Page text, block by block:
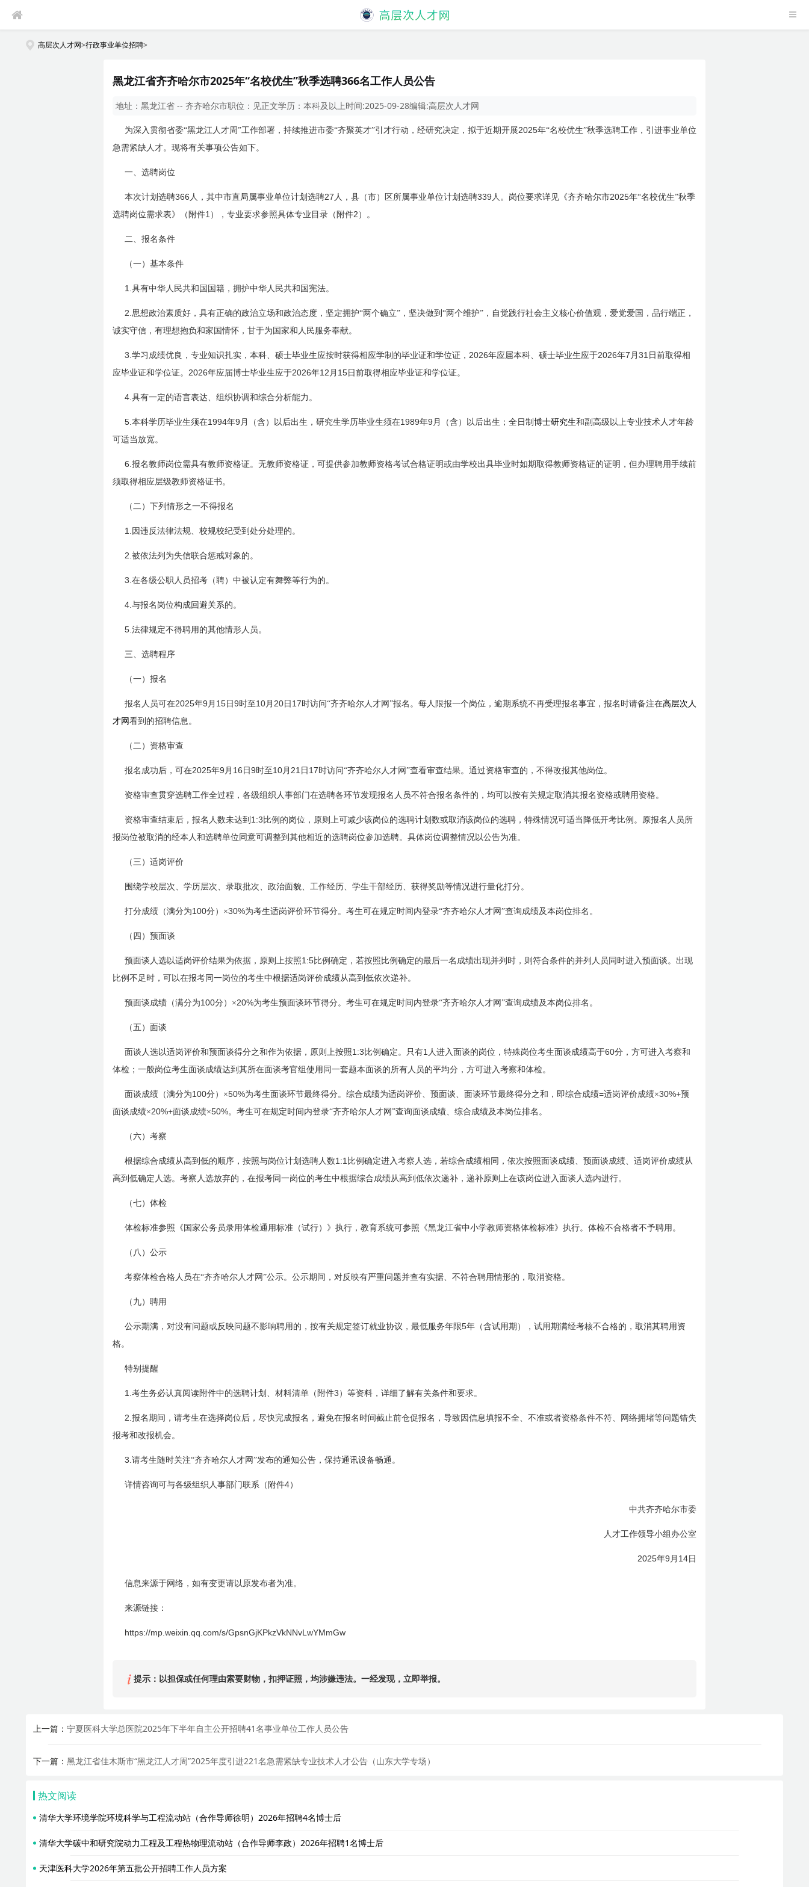
高层次人才网>行政事业单位招聘>
黑龙江省齐齐哈尔市2025年“名校优生”秋季选聘366名工作人员公告
地址： 黑龙江省 -- 齐齐哈尔市职位： 见正文学历： 本科及以上时间:2025-09-28编辑:高层次人才网
为深入贯彻省委“黑龙江人才周”工作部署，持续推进市委“齐聚英才”引才行动，经研究决定，拟于近期开展2025年“名校优生”秋季选聘工作，引进事业单位
急需紧缺人才。现将有关事项公告如下。
一、选聘岗位
本次计划选聘366 人，其中市直局属事业单位计划选聘27 人，县（市）区所属事业单位计划选聘339 人。岗位要求详见《齐齐哈尔市2025年“名校优生”秋季
选聘岗位需求表》（附件1 ），专业要求参照具体专业目录（附件2 ）。
二、报名条件
（一）基本条件
1. 具有中华人民共和国国籍，拥护中华人民共和国宪法。
2. 思想政治素质好，具有正确的政治立场和政治态度，坚定拥护“两个确立”，坚决做到“两个维护”，自觉践行社会主义核心价值观，爱党爱国，品行端正，
诚实守信，有理想抱负和家国情怀，甘于为国家和人民服务奉献。
3. 学习成绩优良，专业知识扎实，本科、硕士毕业生应按时获得相应学制的毕业证和学位证， 2026年应届本科、硕士毕业生应于2026年7 月 31 日前取得相
应毕业证和学位证。 2026年应届博士毕业生应于2026年12 月 15日前取得相应毕业证和学位证。
4. 具有一定的语言表达、组织协调和综合分析能力。
5. 本科学历毕业生须在1994年9 月（含）以后出生，研究生学历毕业生须在1989年9 月（含）以后出生；全日制 博士研究生和副高级以上专业技术人才年龄
可适当放宽。
6. 报名教师岗位需具有教师资格证。无教师资格证，可提供参加教师资格考试合格证明或由学校出具毕业时如期取得教师资格证的证明，但办理聘用手续前
须取得相应层级教师资格证书。
（二）下列情形之一不得报名
1. 因违反法律法规、校规校纪受到处分处理的。
2. 被依法列为失信联合惩戒对象的。
3. 在各级公职人员招考（聘）中被认定有舞弊等行为的。
4. 与报名岗位构成回避关系的。
5. 法律规定不得聘用的其他情形人员。
三、选聘程序
（一）报名
报名人员可在2025年9 月 15日9时至10 月 20日 17时访问“齐齐哈尔人才网”报名。每人限报一个岗位，逾期系统不再受理报名事宜，报名时请备注在高层次人
才网看到的招聘信息。
（二）资格审查
报名成功后，可在2025年9 月 16 日9时至10 月 21 日 17时访问“齐齐哈尔人才网”查看审查结果。通过资格审查的，不得改报其他岗位。
资格审查贯穿选聘工作全过程，各级组织人事部门在选聘各环节发现报名人员不符合报名条件的，均可以按有关规定取消其报名资格或聘用资格。
资格审查结束后，报名人数未达到 1:3 比例的岗位，原则上可减少该岗位的选聘计划数或取消该岗位的选聘，特殊情况可适当降低开考比例。原报名人员所
报岗位被取消的经本人和选聘单位同意可调整到其他相近的选聘岗位参加选聘。具体岗位调整情况以公告为准。
（三）适岗评价
围绕学校层次、学历层次、录取批次、政治面貌、工作经历、学生干部经历、获得奖励等情况进行量化打分。
打分成绩（满分为100分）×30%为考生适岗评价环节得分。考生可在规定时间内登录“齐齐哈尔人才网”查询成绩及本岗位排名。
（四）预面谈
预面谈人选以适岗评价结果为依据，原则上按照1:5比例确定，若按照比例确定的最后一名成绩出现并列时，则符合条件的并列人员同时进入预面谈。出现
比例不足时，可以在报考同一岗位的考生中根据适岗评价成绩从高到低依次递补。
预面谈成绩（满分为100分）×20%为考生预面谈环节得分。考生可在规定时间内登录“齐齐哈尔人才网”查询成绩及本岗位排名。
（五）面谈
面谈人选以适岗评价和预面谈得分之和作为依据，原则上按照1:3 比例确定。只有1 人进入面谈的岗位，特殊岗位考生面谈成绩高于60分，方可进入考察和
体检；一般岗位考生面谈成绩达到其所在面谈考官组使用同一套题本面谈的所有人员的平均分，方可进入考察和体检。
面谈成绩（满分为100分）×50%为考生面谈环节最终得分。综合成绩为适岗评价、预面谈、面谈环节最终得分之和，即综合成绩=适岗评价成绩×30%+预
面谈成绩×20%+面谈成绩×50%。考生可在规定时间内登录“齐齐哈尔人才网”查询面谈成绩、综合成绩及本岗位排名。
（六）考察
根据综合成绩从高到低的顺序，按照与岗位计划选聘人数1:1 比例确定进入考察人选，若综合成绩相同，依次按照面谈成绩、预面谈成绩、适岗评价成绩从
高到低确定人选。考察人选放弃的，在报考同一岗位的考生中根据综合成绩从高到低依次递补，递补原则上在该岗位进入面谈人选内进行。
（七）体检
体检标准参照《国家公务员录用体检通用标准（试行）》执行，教育系统可参照《黑龙江省中小学教师资格体检标准》执行。体检不合格者不予聘用。
（八）公示
考察体检合格人员在“齐齐哈尔人才网”公示。公示期间，对反映有严重问题并查有实据、不符合聘用情形的，取消资格。
（九）聘用
公示期满，对没有问题或反映问题不影响聘用的，按有关规定签订就业协议，最低服务年限5年（含试用期），试用期满经考核不合格的，取消其聘用资
格。
特别提醒
1. 考生务必认真阅读附件中的选聘计划、材料清单（附件3 ）等资料，详细了解有关条件和要求。
2. 报名期间，请考生在选择岗位后，尽快完成报名，避免在报名时间截止前仓促报名，导致因信息填报不全、不准或者资格条件不符、网络拥堵等问题错失
报考和改报机会。
3. 请考生随时关注“齐齐哈尔人才网”发布的通知公告，保持通讯设备畅通。
详情咨询可与各级组织人事部门联系（附件4）
中共齐齐哈尔市委
人才工作领导小组办公室
2025年9 月 14日
信息来源于网络，如有变更请以原发布者为准。
来源链接：
https://mp.weixin.qq.com/s/GpsnGjKPkzVkNNvLwYMmGw
提示：以担保或任何理由索要财物，扣押证照，均涉嫌违法。一经发现，立即举报。
上一篇：宁夏医科大学总医院2025年下半年自主公开招聘41名事业单位工作人员公告
下一篇：黑龙江省佳木斯市“黑龙江人才周”2025年度引进221名急需紧缺专业技术人才公告（山东大学专场）
热文阅读
清华大学环境学院环境科学与工程流动站（合作导师徐明）2026年招聘4名博士后
清华大学碳中和研究院动力工程及工程热物理流动站（合作导师李政）2026年招聘1名博士后
天津医科大学2026年第五批公开招聘工作人员方案